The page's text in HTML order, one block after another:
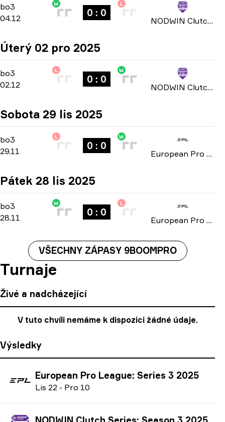
bo3 Group Stage
bo3
04.12
W
0 : 0
L
NODWIN Clutch Series: Season 3 2025
Úterý 02 pro 2025
bo3 Group Stage
bo3
02.12
L
0 : 0
W
NODWIN Clutch Series: Season 3 2025
Sobota 29 lis 2025
bo3 -bo3
29.11
L
0 : 0
W
European Pro League: Series 3 2025
Pátek 28 lis 2025
bo3 -bo3
28.11
W
0 : 0
L
European Pro League: Series 3 2025
VŠECHNY ZÁPASY 9BOOMPRO
Turnaje
Živé a nadcházející
V tuto chvíli nemáme k dispozici žádné údaje.
Výsledky
European Pro League: Series 3 2025
Lis 22 - Pro 10
NODWIN Clutch Series: Season 3 2025